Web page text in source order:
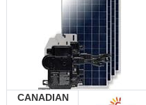
CANADIAN
CANADIAN SOLAR